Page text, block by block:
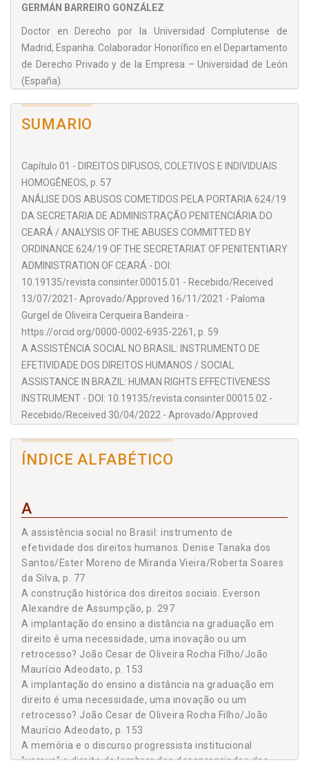
GERMÁN BARREIRO GONZÁLEZ
Doctor en Derecho por la Universidad Complutense de
Madrid, Espanha. Colaborador Honorífico en el Departamento
de Derecho Privado y de la Empresa – Universidad de León
(España).
GONÇALO S. DE MELO BANDEIRA
Professor Adjunto e Coordenador das Ciências Jurídico-
Convidado do Mestrado na Universidade do Minho.
Investigador do CEDU – Centro de Estudos em Direito da
União Europeia. Doutor e Licenciado pela Faculdade de Direito
da Universidade de Coimbra. Mestre pela Faculdade de
Direito da Universidade Católica Portuguesa.
MARÍA YOLANDA SÁNCHEZ-URÁN AZAÑA
Madrid – UCM, de la que ha sido Vicedecana de Estudios,
Espacio Europeo de Educación Superior y de Innovación
Educativa y Convergencia Europea.
COLABORADORES
Alfredo Soler del Sol
Cássio Benvenutti de Castro
David Francisco de Faria
Denise Tanaka dos Santos
Edgardo Torres López
Edna Raquel Hogemann
Eduardo Oliveira Agustinho
Elaine Cristina Francisco Volpato
Ester Moreno de Miranda Vieira
Everson Alexandre de Assumpção
Fabio Luiz de Oliveira Bezerra
Fernando Rey Cota Filho
Gonçalo S. de Melo Bandeira
Guilherme Henrique Auerhahn
SUMARIO
Capítulo 01 - DIREITOS DIFUSOS, COLETIVOS E INDIVIDUAIS
HOMOGÊNEOS, p. 57
ANÁLISE DOS ABUSOS COMETIDOS PELA PORTARIA 624/19
DA SECRETARIA DE ADMINISTRAÇÃO PENITENCIÁRIA DO
CEARÁ / ANALYSIS OF THE ABUSES COMMITTED BY
ORDINANCE 624/19 OF THE SECRETARIAT OF PENITENTIARY
ADMINISTRATION OF CEARÁ - DOI:
10.19135/revista.consinter.00015.01 - Recebido/Received
13/07/2021- Aprovado/Approved 16/11/2021 - Paloma
Gurgel de Oliveira Cerqueira Bandeira -
https://orcid.org/0000-0002-6935-2261, p. 59
A ASSISTÊNCIA SOCIAL NO BRASIL: INSTRUMENTO DE
EFETIVIDADE DOS DIREITOS HUMANOS / SOCIAL
ASSISTANCE IN BRAZIL: HUMAN RIGHTS EFFECTIVENESS
INSTRUMENT - DOI: 10.19135/revista.consinter.00015.02 -
Recebido/Received 30/04/2022 - Aprovado/Approved
http://orcid.org/0000-0002-1440-5282 - Ester Moreno de
Miranda Vieira - https://orcid.org/0000-0003-1049-6903 -
CONSIDERACIONES TEÓRICO JURÍDICAS SOBRE LA
AUDITORÍA AMBIENTAL Y LA NECESIDAD DE SU
REGULACIÓN EN EL ORDENAMIENTO JURÍDICO CUBANO /
THEORETICAL LEGAL CONSIDERATIONS ON
ENVIRONMENTAL AUDITING AND THE NEED FOR ITS
REGULATION IN THE CUBAN LEGAL SYSTEM - DOI:
10.19135/revista.consinter.00015.03 - Recibido/Received
10/07/2021 - Aprobado/Approved 18/04/2022 - Alfredo
Soler del Sol - https://orcid.org/0000-0001-5875-1200 -
Jorge Luis Varona López - https://orcid.org/0000-0001-7872-
0372, p. 97
DIREITO DAS STARTUPS, INOVAÇÃO E
EMPREENDEDORISMO: A TRANSFORMAÇÃO DIGITAL NO
CONTEXTO DE UMA ECONOMIA GLOBAL / STARTUPS RIGHT,
INNOVATION AND ENTREPRENEURSHIP: THE DIGITAL
TRANSFORMATION IN THE CONTEXT OF A GLOBAL
ÍNDICE ALFABÉTICO
A
A assistência social no Brasil: instrumento de
efetividade dos direitos humanos. Denise Tanaka dos
Santos/Ester Moreno de Miranda Vieira/Roberta Soares
da Silva, p. 77
A construção histórica dos direitos sociais. Everson
Alexandre de Assumpção, p. 297
A implantação do ensino a distância na graduação em
direito é uma necessidade, uma inovação ou um
retrocesso? João Cesar de Oliveira Rocha Filho/João
Maurício Adeodato, p. 153
A implantação do ensino a distância na graduação em
direito é uma necessidade, uma inovação ou um
retrocesso? João Cesar de Oliveira Rocha Filho/João
Maurício Adeodato, p. 153
A memória e o discurso progressista institucional
"versus" o direito de lembrar dos desapropriados das